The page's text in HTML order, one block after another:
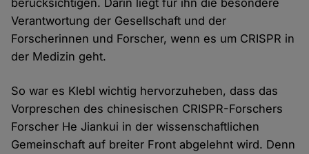
Verantwortung der Gesellschaft und der
Forscherinnen und Forscher, wenn es um CRISPR in
der Medizin geht.
So war es Klebl wichtig hervorzuheben, dass das
Vorpreschen des chinesischen CRISPR-Forschers
Forscher He Jiankui in der wissenschaftlichen
Gemeinschaft auf breiter Front abgelehnt wird. Denn